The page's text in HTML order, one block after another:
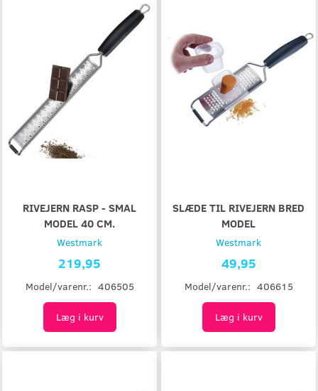
RIVEJERN RASP - SMAL
MODEL 40 CM.
Westmark
219,95
Model/varenr.: 406505
Læg i kurv
SLÆDE TIL RIVEJERN BRED
MODEL
Westmark
49,95
Model/varenr.: 406615
Læg i kurv